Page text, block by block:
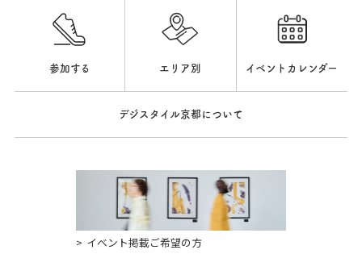
参加する エリア別 イベントカレンダー
デジスタイル京都について
イベント掲載ご希望の方